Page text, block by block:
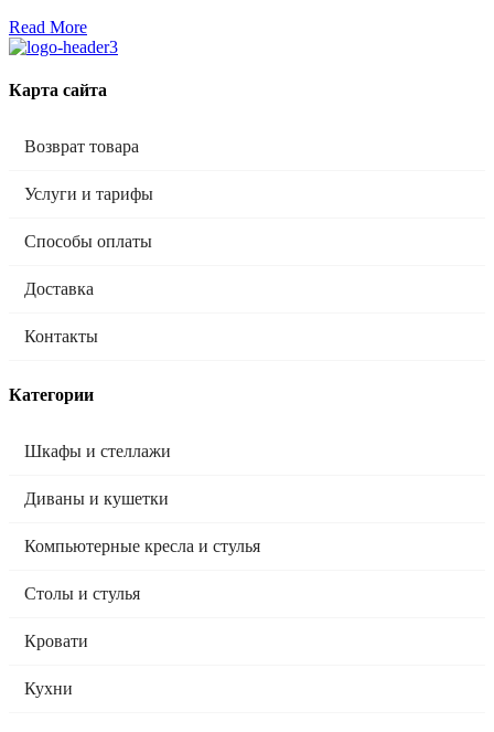
Read More
Карта сайта
Возврат товара
Услуги и тарифы
Способы оплаты
Доставка
Контакты
Категории
Шкафы и стеллажи
Диваны и кушетки
Компьютерные кресла и стулья
Столы и стулья
Кровати
Кухни